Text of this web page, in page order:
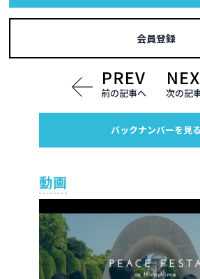
会員登録
前の記事へ 次の記
バックナンバーを見る
動画